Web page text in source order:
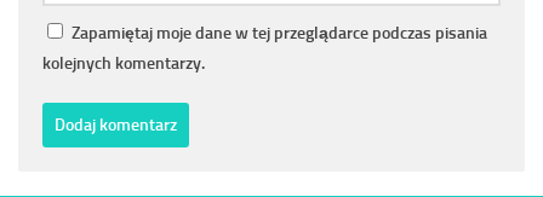
Zapamiętaj moje dane w tej przeglądarce podczas pisania
kolejnych komentarzy.